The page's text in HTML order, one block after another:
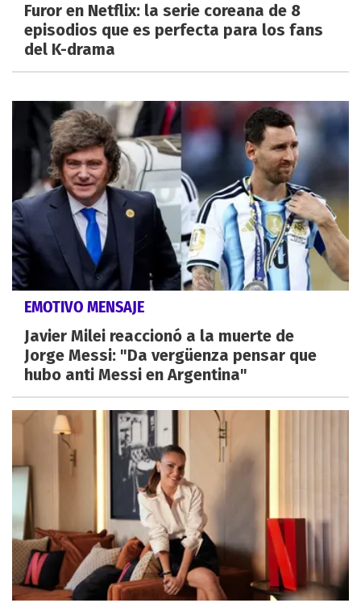
Furor en Netflix: la serie coreana de 8
episodios que es perfecta para los fans
del K-drama
EMOTIVO MENSAJE
Javier Milei reaccionó a la muerte de
Jorge Messi: "Da vergüenza pensar que
hubo anti Messi en Argentina"